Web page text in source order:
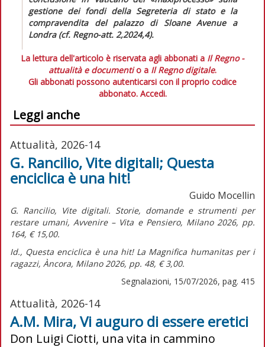
gestione dei fondi della Segreteria di stato e la
compravendita del palazzo di Sloane Avenue a
Londra (cf. Regno-att. 2,2024,4).
La lettura dell'articolo è riservata agli abbonati a Il Regno -
attualità e documentio a Il Regno digitale.
Gli abbonati possono autenticarsi con il proprio codice
abbonato. Accedi.
Leggi anche
Attualità, 2026-14
G. Rancilio, Vite digitali; Questa
enciclica è una hit!
Guido Mocellin
G. Rancilio, Vite digitali. Storie, domande e strumenti per
restare umani, Avvenire – Vita e Pensiero, Milano 2026, pp.
164, € 15,00.
Id., Questa enciclica è una hit! La Magnifica humanitas per i
ragazzi, Àncora, Milano 2026, pp. 48, € 3,00.
Segnalazioni, 15/07/2026, pag. 415
Attualità, 2026-14
A.M. Mira, Vi auguro di essere eretici
Don Luigi Ciotti, una vita in cammino